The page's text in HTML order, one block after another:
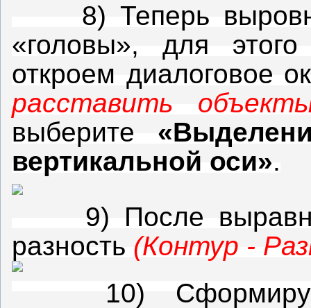
8) Теперь
«головы», для
откроем диалоговое
расставить
выберите
вертикальной оси».
9) После
разность (Контур -
10) Сформируем